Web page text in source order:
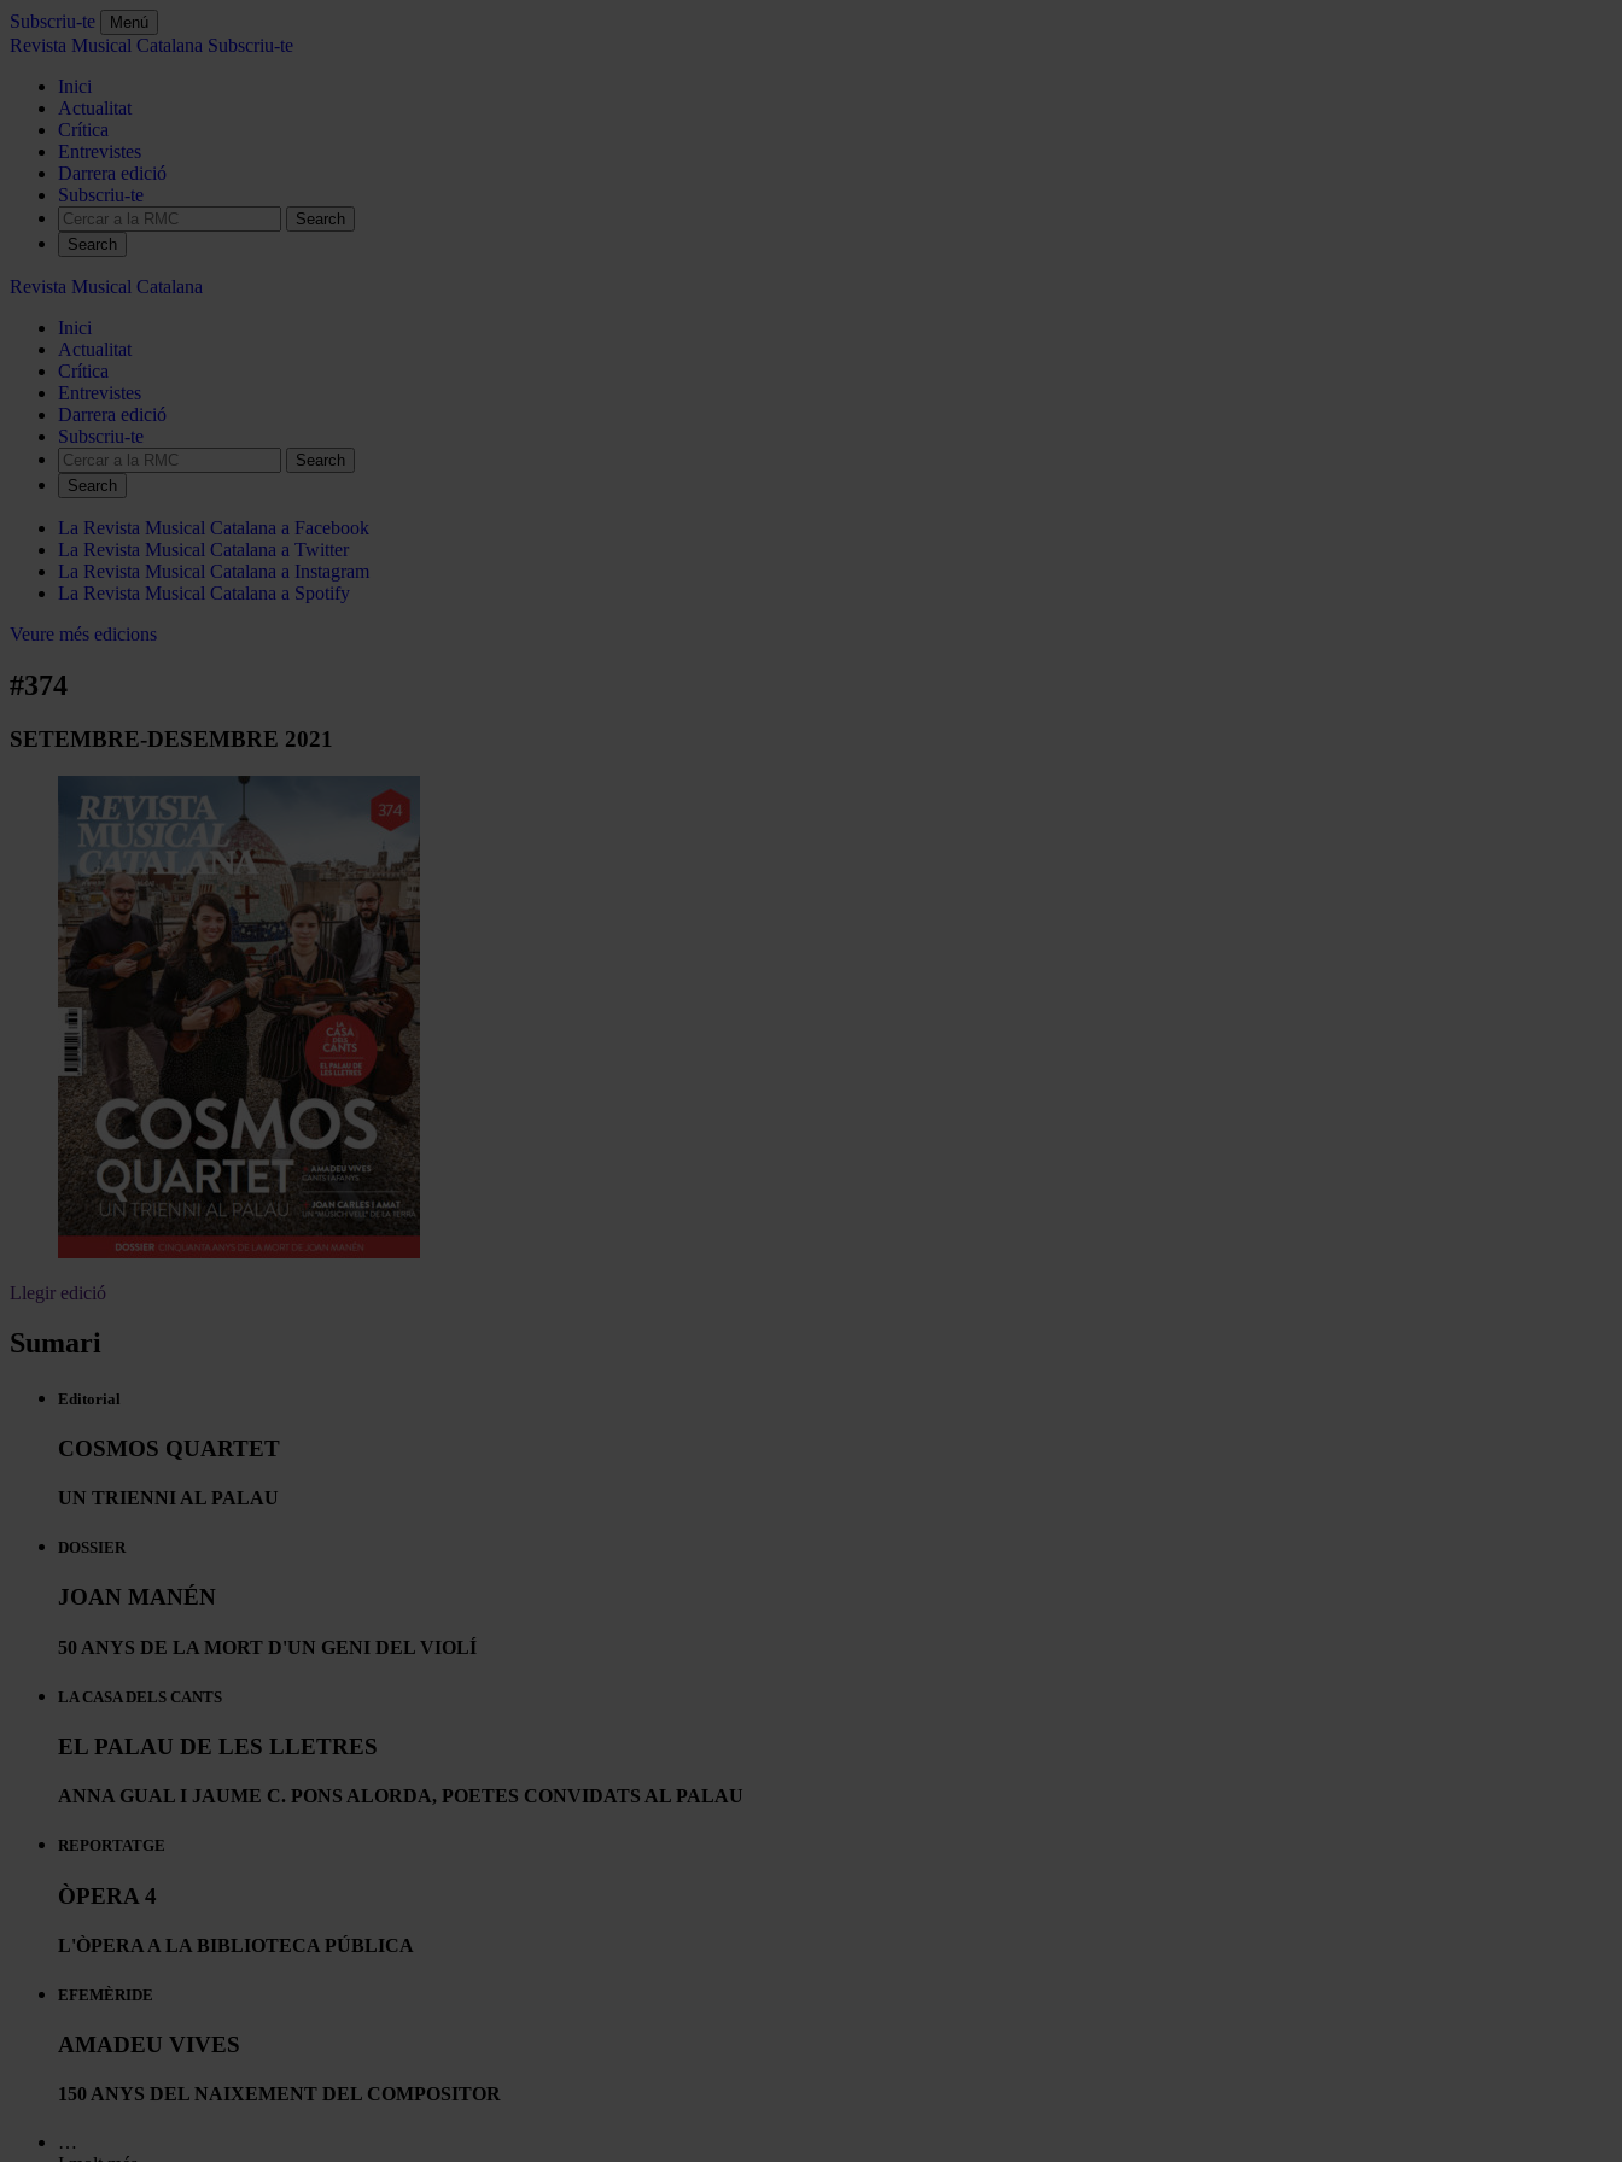
Subscriu-te Menú
Revista Musical Catalana Subscriu-te
Inici
Actualitat
Crítica
Entrevistes
Darrera edició
Subscriu-te
Search
Revista Musical Catalana
Inici
Actualitat
Crítica
Entrevistes
Darrera edició
Subscriu-te
Search
La Revista Musical Catalana a Facebook
La Revista Musical Catalana a Twitter
La Revista Musical Catalana a Instagram
La Revista Musical Catalana a Spotify
Veure més edicions
#374
SETEMBRE-DESEMBRE 2021
Llegir edició
Sumari
Editorial
COSMOS QUARTET
UN TRIENNI AL PALAU
DOSSIER
JOAN MANÉN
50 ANYS DE LA MORT D'UN GENI DEL VIOLÍ
LA CASA DELS CANTS
EL PALAU DE LES LLETRES
ANNA GUAL I JAUME C. PONS ALORDA, POETES CONVIDATS AL PALAU
REPORTATGE
ÒPERA 4
L'ÒPERA A LA BIBLIOTECA PÚBLICA
EFEMÈRIDE
AMADEU VIVES
150 ANYS DEL NAIXEMENT DEL COMPOSITOR
…